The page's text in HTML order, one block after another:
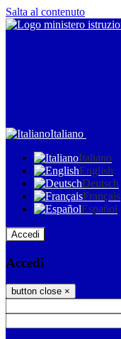
Salta al contenuto
Italiano
Italiano
English
Deutsch
Français
Español
Accedi
Accedi
button close ×